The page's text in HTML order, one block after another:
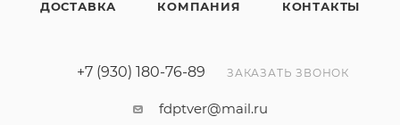
ДОСТАВКА КОМПАНИЯ КОНТАКТЫ
+7 (930) 180-76-89 ЗАКАЗАТЬ ЗВОНОК
fdptver@mail.ru